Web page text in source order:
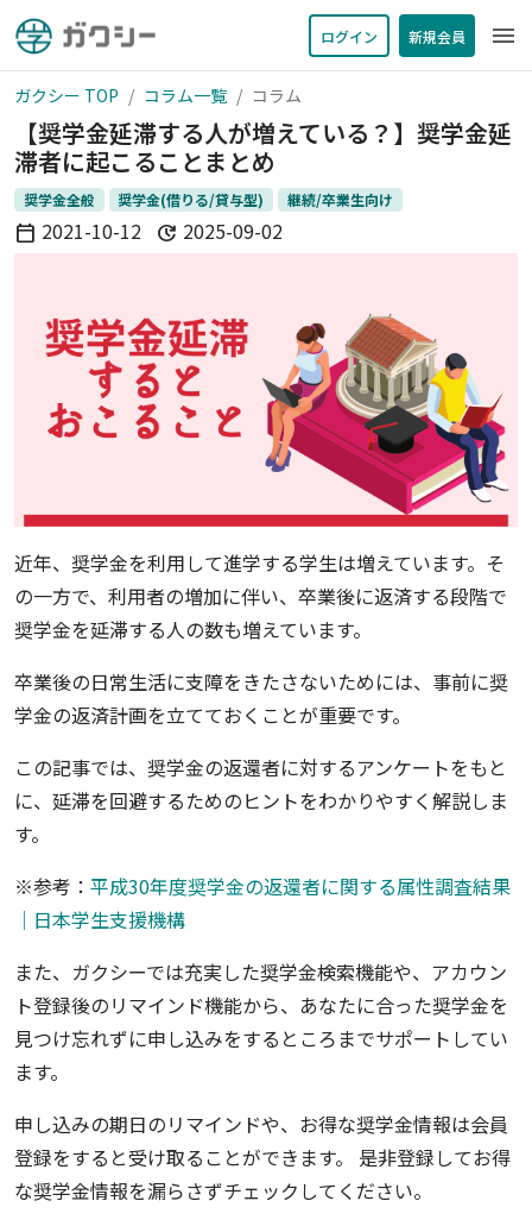
ログイン 新規会員 menu
ガクシー TOP コラム一覧 コラム
【奨学金延滞する人が増えている？】奨学金延
滞者に起こることまとめ
奨学金全般 奨学金(借りる/貸与型) 継続/卒業生向け
calendar_today 2021-10-12 update 2025-09-02
近年、奨学金を利用して進学する学生は増えています。そ
の一方で、利用者の増加に伴い、卒業後に返済する段階で
奨学金を延滞する人の数も増えています。
卒業後の日常生活に支障をきたさないためには、事前に奨
学金の返済計画を立てておくことが重要です。
この記事では、奨学金の返還者に対するアンケートをもと
に、延滞を回避するためのヒントをわかりやすく解説しま
す。
※参考： 平成30年度奨学金の返還者に関する属性調査結果
｜日本学生支援機構
また、ガクシーでは充実した奨学金検索機能や、アカウン
ト登録後のリマインド機能から、あなたに合った奨学金を
見つけ忘れずに申し込みをするところまでサポートしてい
ます。
申し込みの期日のリマインドや、お得な奨学金情報は会員
登録をすると受け取ることができます。 是非登録してお得
な奨学金情報を漏らさずチェックしてください。